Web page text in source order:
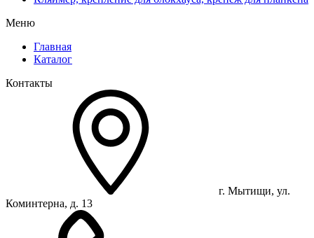
Меню
Главная
Каталог
Контакты
г. Мытищи, ул.
Коминтерна, д. 13